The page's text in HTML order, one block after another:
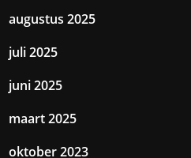
augustus 2025
juli 2025
juni 2025
maart 2025
oktober 2023